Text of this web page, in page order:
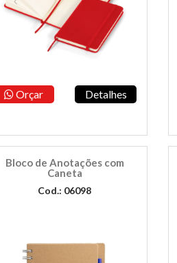
Orçar Detalhes
Bloco de Anotações com
Caneta
Cod.: 06098